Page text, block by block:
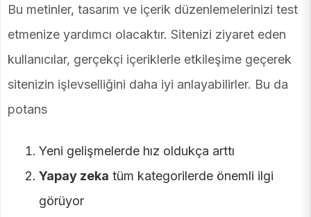
Bu metinler, tasarım ve içerik düzenlemelerinizi test
etmenize yardımcı olacaktır. Sitenizi ziyaret eden
kullanıcılar, gerçekçi içeriklerle etkileşime geçerek
sitenizin işlevselliğini daha iyi anlayabilirler. Bu da
potans
Yeni gelişmelerde hız oldukça arttı
Yapay zeka tüm kategorilerde önemli ilgi
görüyor